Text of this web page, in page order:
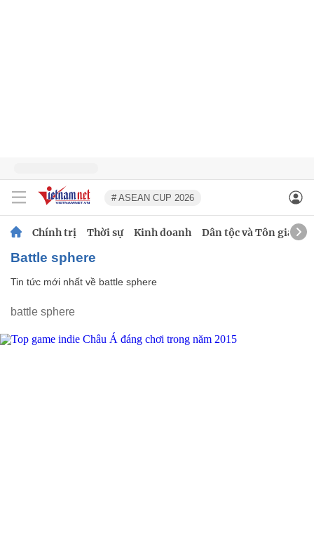
# ASEAN CUP 2026
Chính trị Thời sự Kinh doanh Dân tộc và Tôn giáo
battle sphere
Tin tức mới nhất về battle sphere
battle sphere